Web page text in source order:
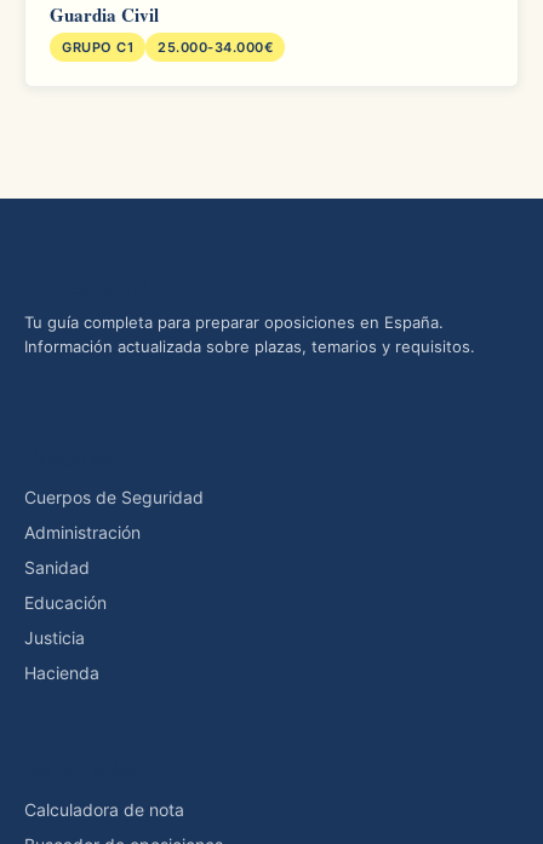
Guardia Civil
GRUPO C1 25.000-34.000€
Tu guía completa para preparar oposiciones en España.
Información actualizada sobre plazas, temarios y requisitos.
Cuerpos de Seguridad
Administración
Sanidad
Educación
Justicia
Hacienda
Calculadora de nota